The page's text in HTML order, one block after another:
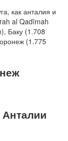
как анталия и
al Qadīmah
Баку (1.708
(1.775